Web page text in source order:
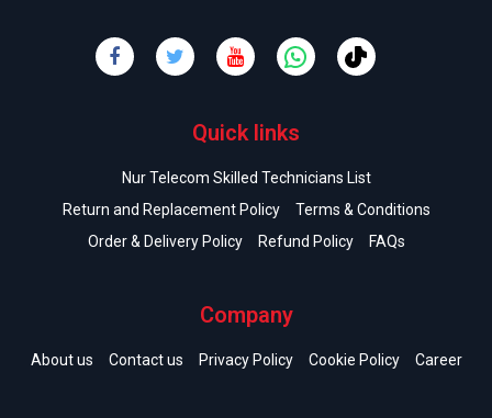
Quick links
Nur Telecom Skilled Technicians List
Return and Replacement Policy
Terms & Conditions
Order & Delivery Policy
Refund Policy FAQs
Company
About us Contact us Privacy Policy Cookie Policy Career